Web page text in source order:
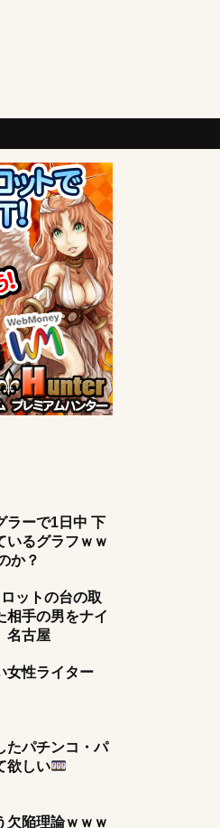
ラーで1日中 下
いるグラフｗｗ
か？
ットの台の取
相手の男をナイ
名古屋
女性ライター
たパチンコ・パ
欲しい
欠陥理論ｗｗｗ